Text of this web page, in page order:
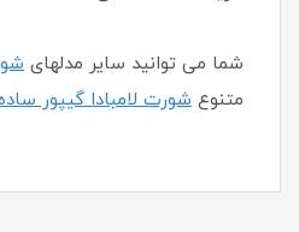
شما می توانید سایر مدلهای
متنوع شورت لامبادا گیپور